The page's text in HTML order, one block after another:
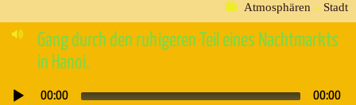
Atmosphären » Stadt
Gang durch den ruhigeren Teil eines Nachtmarkts
in Hanoi.
Audio-
00:00 00:00